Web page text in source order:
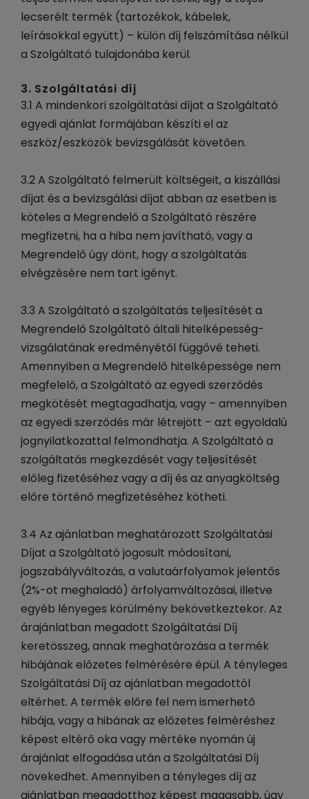
lecserélt termék (tartozékok, kábelek,
leírásokkal együtt) – külön díj felszámítása nélkül
a Szolgáltató tulajdonába kerül.
3. Szolgáltatási díj
3.1 A mindenkori szolgáltatási díjat a Szolgáltató
egyedi ajánlat formájában készíti el az
eszköz/eszközök bevizsgálását követően.
3.2 A Szolgáltató felmerült költségeit, a kiszállási
díjat és a bevizsgálási díjat abban az esetben is
köteles a Megrendelő a Szolgáltató részére
megfizetni, ha a hiba nem javítható, vagy a
Megrendelő úgy dönt, hogy a szolgáltatás
elvégzésére nem tart igényt.
3.3 A Szolgáltató a szolgáltatás teljesítését a
Megrendelő Szolgáltató általi hitelképesség-
vizsgálatának eredményétől függővé teheti.
Amennyiben a Megrendelő hitelképessége nem
megfelelő, a Szolgáltató az egyedi szerződés
megkötését megtagadhatja, vagy – amennyiben
az egyedi szerződés már létrejött – azt egyoldalú
jognyilatkozattal felmondhatja. A Szolgáltató a
szolgáltatás megkezdését vagy teljesítését
előleg fizetéséhez vagy a díj és az anyagköltség
előre történő megfizetéséhez kötheti.
3.4 Az ajánlatban meghatározott Szolgáltatási
Díjat a Szolgáltató jogosult módosítani,
jogszabályváltozás, a valutaárfolyamok jelentős
(2%-ot meghaladó) árfolyamváltozásai, illetve
egyéb lényeges körülmény bekövetkeztekor. Az
árajánlatban megadott Szolgáltatási Díj
keretösszeg, annak meghatározása a termék
hibájának előzetes felmérésére épül. A tényleges
Szolgáltatási Díj az ajánlatban megadottól
eltérhet. A termék előre fel nem ismerhető
hibája, vagy a hibának az előzetes felméréshez
képest eltérő oka vagy mértéke nyomán új
árajánlat elfogadása után a Szolgáltatási Díj
növekedhet. Amennyiben a tényleges díj az
ajánlatban megadotthoz képest magasabb, úgy